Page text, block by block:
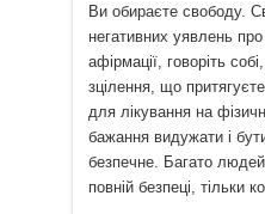
Ви обираєте свободу.
негативних уявлень
афірмації, говоріть
зцілення, що
для лікування на
бажання видужати і
безпечне. Багато
повній безпеці, тільки